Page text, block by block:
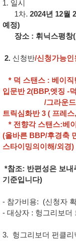
1. 일시
1차. 2024년 12월
예정)
장소 : 휘닉스평창(
2. 신청반/신청가능인
* 덕 스탠스 : 베이
입문반 2(BBP,엣징 -
/그라운드트릭
트릭심화반 3 ( 프레
* 전향각 스탠스:베
(올바른 BBP/후경축
스타이밍의이해/외경)
*참조: 반편성은 보
기준입니다)
- 참가비용: (신청자
- 대상자 : 헝그리보더
3. 헝그리보더 펀클리